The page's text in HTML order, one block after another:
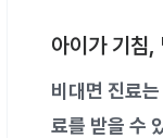
아이가 기침,
비대면 진료
료를 받을 수